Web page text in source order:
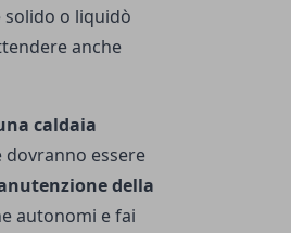
solido o liquidò
anche
caldaia
dovranno essere
della
autonomi e fai